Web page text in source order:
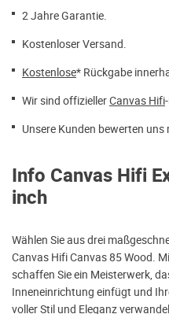
2 Jahre Garantie.
Kostenloser Versand.
Kostenlose* Rückgabe
Wir sind offiziellerCanvas Hifi
Unsere Kunden bewerten uns
Info Canvas Hifi
inch
Wählen Sie aus drei
Canvas Hifi Canvas 85 Wood.
schaffen Sie ein Meisterwerk,
Inneneinrichtung einfügt und
voller Stil und Eleganz